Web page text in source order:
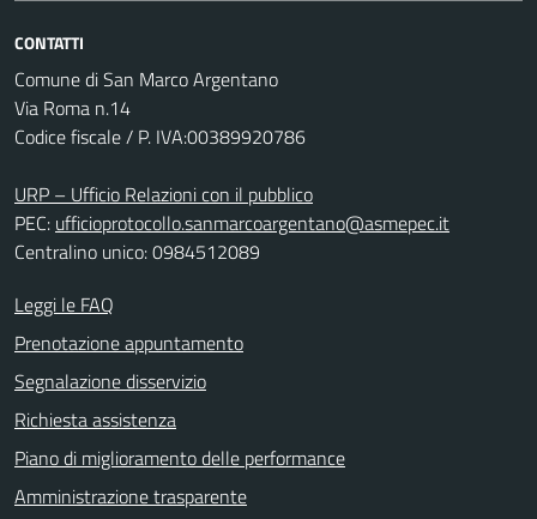
CONTATTI
Comune di San Marco Argentano
Via Roma n.14
Codice fiscale / P. IVA:00389920786
URP – Ufficio Relazioni con il pubblico
PEC: ufficioprotocollo.sanmarcoargentano@asmepec.it
Centralino unico: 0984512089
Leggi le FAQ
Prenotazione appuntamento
Segnalazione disservizio
Richiesta assistenza
Piano di miglioramento delle performance
Amministrazione trasparente